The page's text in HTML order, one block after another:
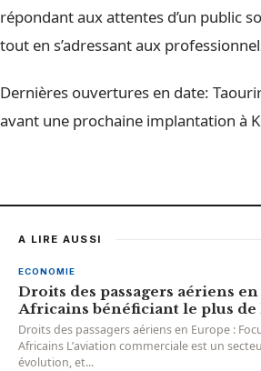
répondant aux attentes d’un public
tout en s’adressant aux
Dernières ouvertures en date:
avant une prochaine implantation à
A LIRE AUSSI
ECONOMIE
Droits des passagers aériens
Africains bénéficiant le plus
Droits des passagers aériens en Europe :
Africains L’aviation commerciale est un
évolution, et...